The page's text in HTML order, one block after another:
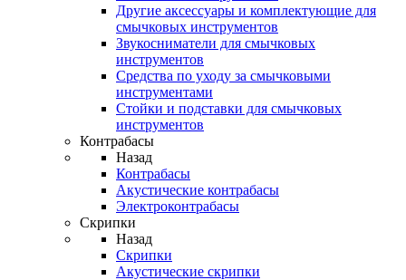
Другие аксессуары и комплектующие для
смычковых инструментов
Звукосниматели для смычковых
инструментов
Средства по уходу за смычковыми
инструментами
Стойки и подставки для смычковых
инструментов
Контрабасы
Назад
Контрабасы
Акустические контрабасы
Электроконтрабасы
Скрипки
Назад
Скрипки
Акустические скрипки